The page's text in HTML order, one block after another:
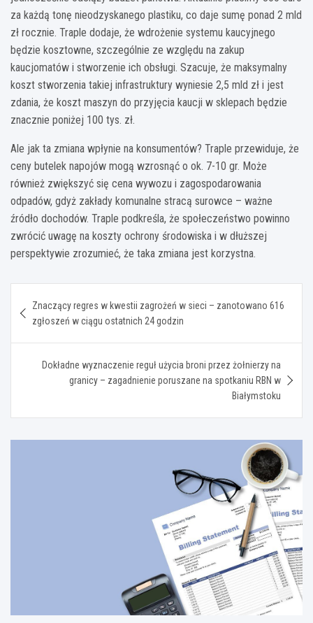
za każdą tonę nieodzyskanego plastiku, co daje sumę ponad 2 mld
zł rocznie. Traple dodaje, że wdrożenie systemu kaucyjnego
będzie kosztowne, szczególnie ze względu na zakup
kaucjomatów i stworzenie ich obsługi. Szacuje, że maksymalny
koszt stworzenia takiej infrastruktury wyniesie 2,5 mld zł i jest
zdania, że koszt maszyn do przyjęcia kaucji w sklepach będzie
znacznie poniżej 100 tys. zł.
Ale jak ta zmiana wpłynie na konsumentów? Traple przewiduje, że
ceny butelek napojów mogą wzrosnąć o ok. 7-10 gr. Może
również zwiększyć się cena wywozu i zagospodarowania
odpadów, gdyż zakłady komunalne stracą surowce – ważne
źródło dochodów. Traple podkreśla, że społeczeństwo powinno
zwrócić uwagę na koszty ochrony środowiska i w dłuższej
perspektywie zrozumieć, że taka zmiana jest korzystna.
wpisu
Znaczący regres w kwestii zagrożeń w sieci – zanotowano 616
zgłoszeń w ciągu ostatnich 24 godzin
Dokładne wyznaczenie reguł użycia broni przez żołnierzy na
granicy – zagadnienie poruszane na spotkaniu RBN w
Białymstoku